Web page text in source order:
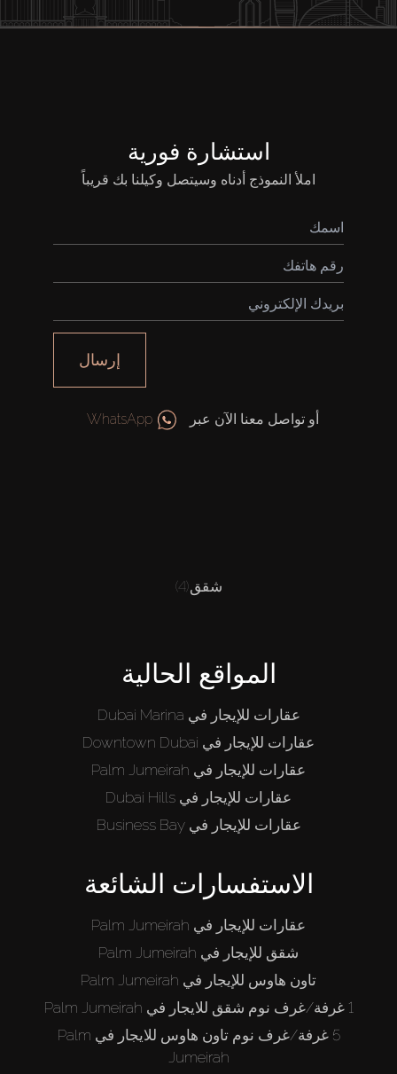
استشارة فورية
املأ النموذج أدناه وسيتصل وكيلنا بك قريباً
إرسال
أو تواصل معنا الآن عبر WhatsApp
شقق(4)
المواقع الحالية
عقارات للإيجار في Dubai Marina
عقارات للإيجار في Downtown Dubai
عقارات للإيجار في Palm Jumeirah
عقارات للإيجار في Dubai Hills
عقارات للإيجار في Business Bay
الاستفسارات الشائعة
عقارات للإيجار في Palm Jumeirah
شقق للإيجار في Palm Jumeirah
تاون هاوس للإيجار في Palm Jumeirah
1 غرفة/غرف نوم شقق للايجار في Palm Jumeirah
5 غرفة/غرف نوم تاون هاوس للايجار في Palm
Jumeirah